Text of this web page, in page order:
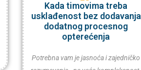
Kada timovima treba
usklađenost bez dodavanja
dodatnog procesnog
opterećenja
Potrebna vam je jasnoća i zajedničko